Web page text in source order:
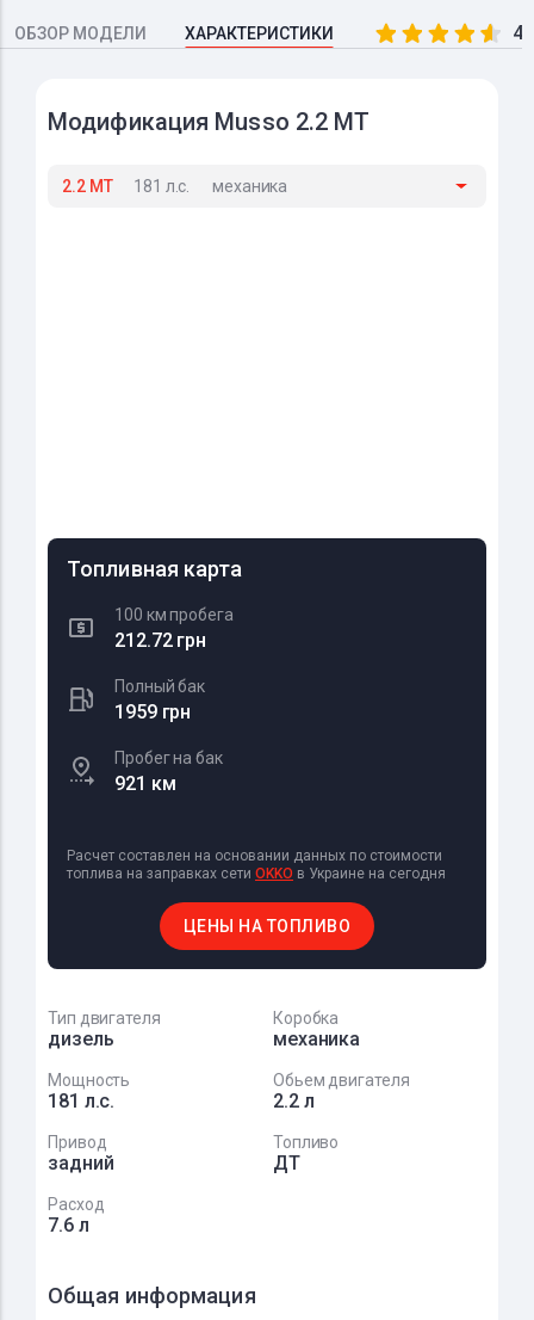
ОБЗОР МОДЕЛИ ХАРАКТЕРИСТИКИ
Модификация Musso 2.2 MT
2.2 MT 181 л.с. механика
Топливная карта
100 км пробега
212.72 грн
Полный бак
1959 грн
Пробег на бак
921 км
Расчет составлен на основании данных по стоимости
топлива на заправках сети OKKO в Украине на сегодня
ЦЕНЫ НА ТОПЛИВО
Тип двигателя
дизель
Коробка
механика
Мощность
181 л.с.
Обьем двигателя
2.2 л
Привод
задний
Топливо
ДТ
Расход
7.6 л
Общая информация